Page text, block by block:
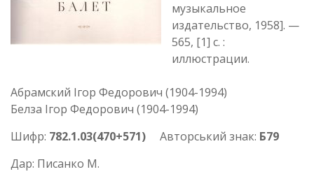
музыкальное
издательство, 1958]. —
565, [1] с. :
иллюстрации.
Абрамский Ігор Федорович (1904-1994)
Белза Ігор Федорович (1904-1994)
Шифр: 782.1.03(470+571) Авторський знак: Б79
Дар: Писанко М.